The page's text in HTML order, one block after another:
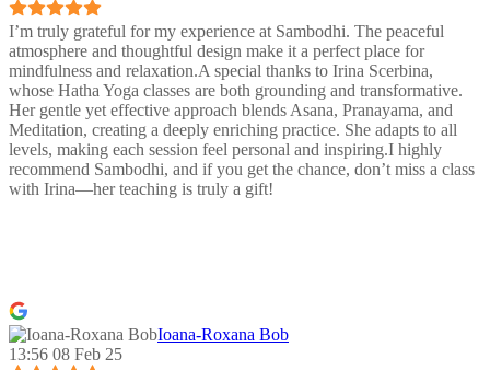
I’m truly grateful for my experience at Sambodhi. The peaceful
atmosphere and thoughtful design make it a perfect place for
mindfulness and relaxation.A special thanks to Irina Scerbina,
whose Hatha Yoga classes are both grounding and transformative.
Her gentle yet effective approach blends Asana, Pranayama, and
Meditation, creating a deeply enriching practice. She adapts to all
levels, making each session feel personal and inspiring.I highly
recommend Sambodhi, and if you get the chance, don’t miss a class
with Irina—her teaching is truly a gift!
Ioana-Roxana Bob
13:56 08 Feb 25